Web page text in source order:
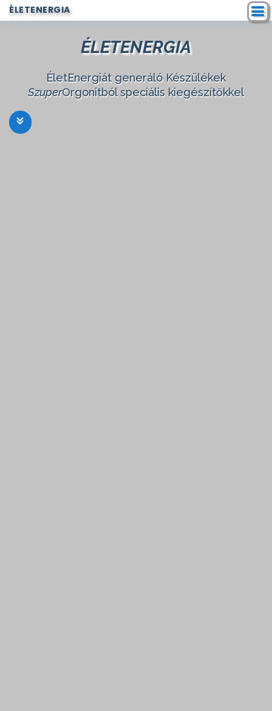
ÉLETENERGIA
ÉLETENERGIA
ÉletEnergiát generáló Készülékek
SzuperOrgonitból speciális kiegészítőkkel